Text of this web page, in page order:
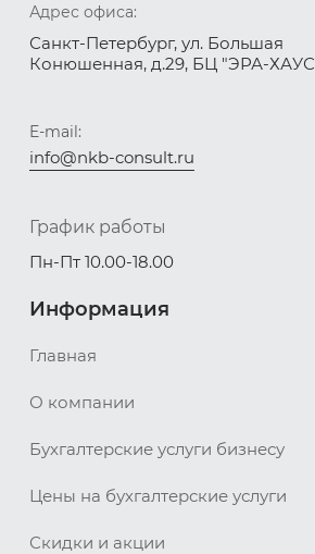
Адрес офиса:
Санкт-Петербург, ул. Большая
Конюшенная, д.29, БЦ "ЭРА-ХАУС
E-mail:
info@nkb-consult.ru
График работы
Пн-Пт 10.00-18.00
Информация
Главная
О компании
Бухгалтерские услуги бизнесу
Цены на бухгалтерские услуги
Скидки и акции